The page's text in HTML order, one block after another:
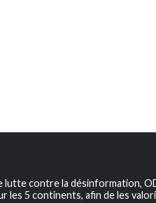
lutte contre la désinformation,
5 continents, afin de les